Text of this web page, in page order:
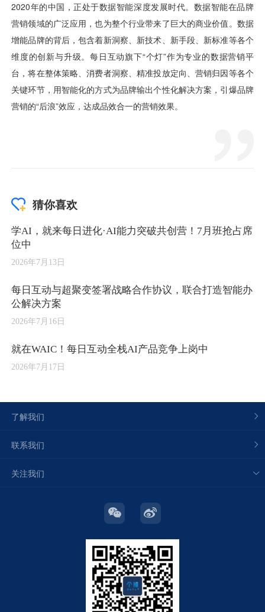
猜你喜欢
学AI，就来每日进化·AI能力突破共创营！7月班抢占席
位中
2026年7月13日
每日互动与超聚变签署战略合作协议，联合打造智能办
公解决方案
2026年7月16日
就在WAIC！每日互动全栈AI产品竞争上岗中
2026年7月17日
了解我们
联系我们
关注我们